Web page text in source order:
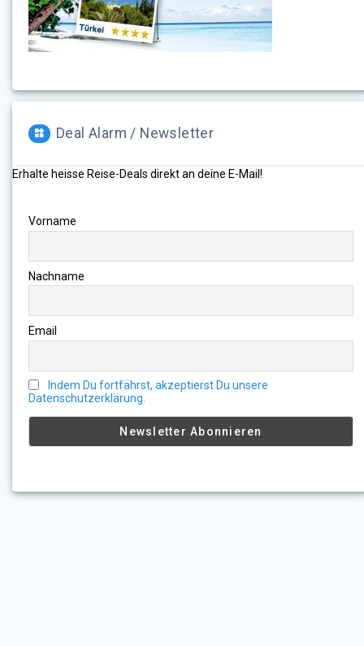
Deal Alarm / Newsletter
Erhalte heisse Reise-Deals direkt an deine E-Mail!
Vorname
Nachname
Email
Indem Du fortfährst, akzeptierst Du unsere
Datenschutzerklärung.